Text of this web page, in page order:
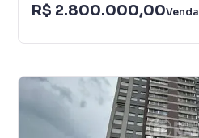
R$ 2.800.000,00Venda